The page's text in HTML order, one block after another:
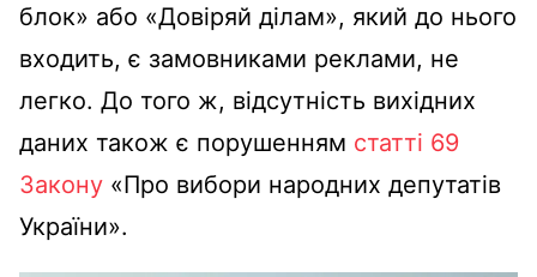
блок» або «Довіряй ділам», який до нього
входить, є замовниками реклами, не
легко. До того ж, відсутність вихідних
даних також є порушенням статті 69
Закону «Про вибори народних депутатів
України».